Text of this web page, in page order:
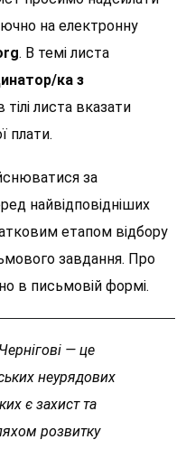
на електронну
. В темі листа
ка з
тілі листа вказати
плати.
за
найвідповідніших
етапом відбору
завдання. Про
в письмовій формі.
— це
неурядових
є захист та
розвитку